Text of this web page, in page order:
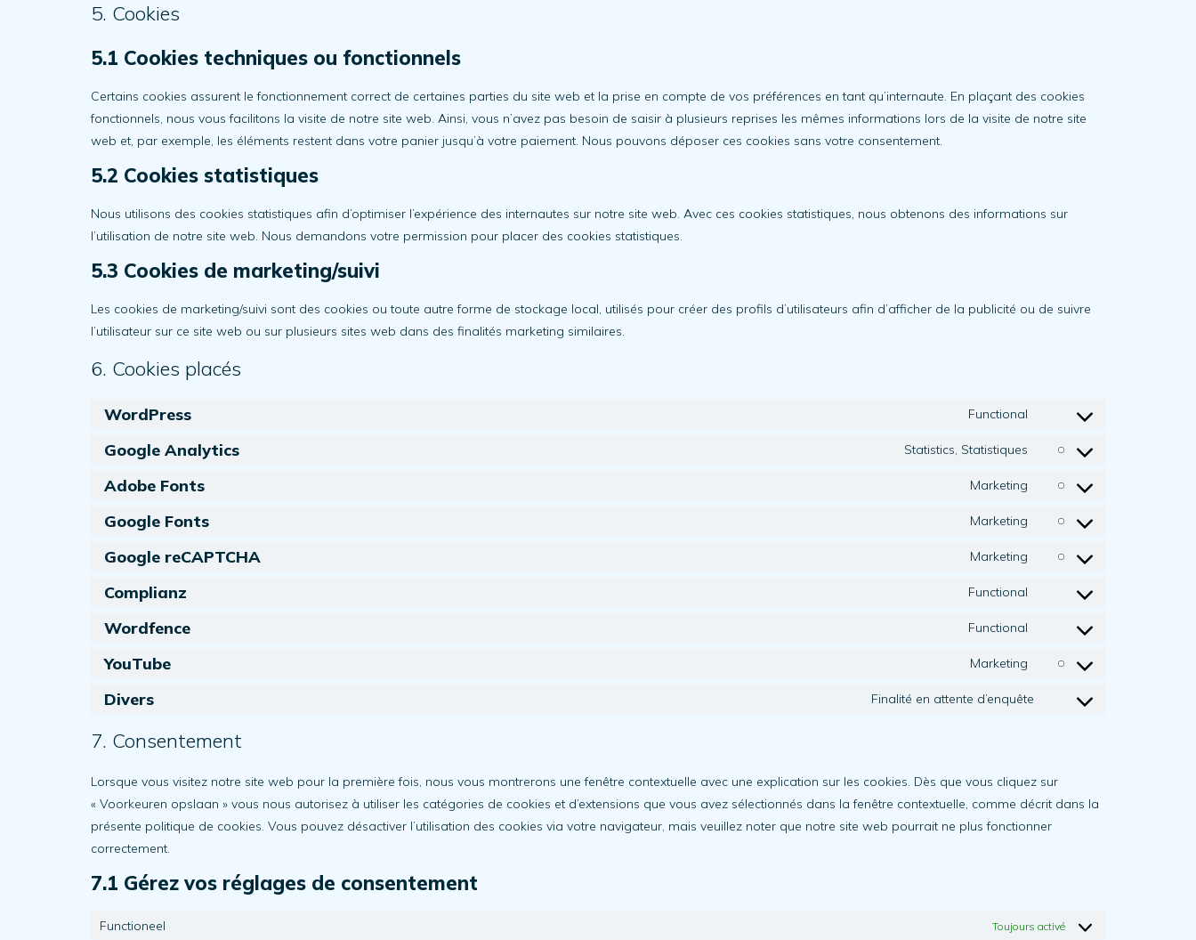
5. Cookies
5.1 Cookies techniques ou fonctionnels
Certains cookies assurent le fonctionnement correct de certaines parties du site web et la prise en compte de vos préférences en tant qu’internaute. En plaçant des cookies
fonctionnels, nous vous facilitons la visite de notre site web. Ainsi, vous n’avez pas besoin de saisir à plusieurs reprises les mêmes informations lors de la visite de notre site
web et, par exemple, les éléments restent dans votre panier jusqu’à votre paiement. Nous pouvons déposer ces cookies sans votre consentement.
5.2 Cookies statistiques
Nous utilisons des cookies statistiques afin d’optimiser l’expérience des internautes sur notre site web. Avec ces cookies statistiques, nous obtenons des informations sur
l’utilisation de notre site web. Nous demandons votre permission pour placer des cookies statistiques.
5.3 Cookies de marketing/suivi
Les cookies de marketing/suivi sont des cookies ou toute autre forme de stockage local, utilisés pour créer des profils d’utilisateurs afin d’afficher de la publicité ou de suivre
l’utilisateur sur ce site web ou sur plusieurs sites web dans des finalités marketing similaires.
6. Cookies placés
WordPress Functional
Consent
wordpress
Google Analytics Statistics, Statistiques
Consent
google-
Adobe Fonts Marketing
Consent
adobe-
Google Fonts Marketing
Consent
google-
Google reCAPTCHA Marketing
Consent
google-
Complianz Functional
Consent
complianz
Wordfence Functional
Consent
wordfence
YouTube Marketing
Consent
Divers Finalité en attente d’enquête
Consent
7. Consentement
Lorsque vous visitez notre site web pour la première fois, nous vous montrerons une fenêtre contextuelle avec une explication sur les cookies. Dès que vous cliquez sur
« Voorkeuren opslaan » vous nous autorisez à utiliser les catégories de cookies et d’extensions que vous avez sélectionnés dans la fenêtre contextuelle, comme décrit dans la
présente politique de cookies. Vous pouvez désactiver l’utilisation des cookies via votre navigateur, mais veuillez noter que notre site web pourrait ne plus fonctionner
correctement.
7.1 Gérez vos réglages de consentement
Functioneel Toujours activé